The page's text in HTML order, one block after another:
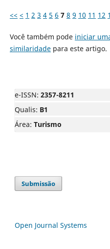
<< < 1 2 3 4 5 6 7 8 9 10 11 12
Você também pode iniciar
similaridadepara este artigo.
e-ISSN: 2357-8211
Qualis: B1
Área: Turismo
Submissão
Open Journal Systems